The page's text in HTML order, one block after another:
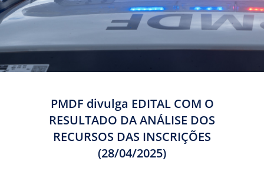
PMDF divulga EDITAL COM O
RESULTADO DA ANÁLISE DOS
RECURSOS DAS INSCRIÇÕES
(28/04/2025)